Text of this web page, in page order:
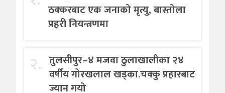
ठक्करबाट एक जनाको मृत्यु, बास्तोला
प्रहरी नियन्त्रणमा
२. तुलसीपुर–४ मजवा ठुलाखालीका २४
वर्षीय गोरखलाल खड्का.चक्कु प्रहारबाट
ज्यान गयो